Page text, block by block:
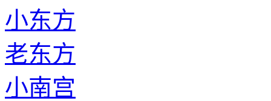
小东方
老东方
小南宫